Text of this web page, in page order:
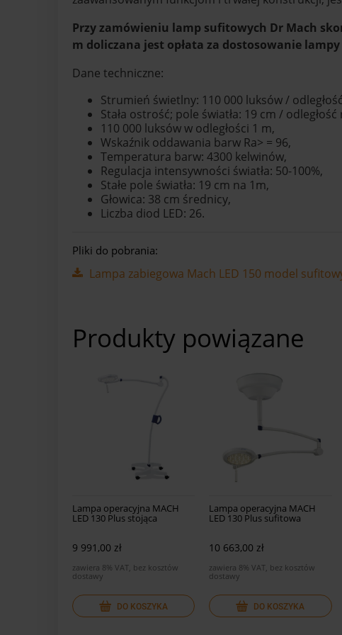
Przy zamówieniu lamp sufitowych Dr Mach
m doliczana jest opłata za dostosowanie
Dane techniczne:
Strumień świetlny: 110 000 luksów /
Stała ostrość; pole światła: 19 cm /
110 000 luksów w odległości 1 m,
Wskaźnik oddawania barw Ra> = 96,
Temperatura barw: 4300 kelwinów,
Regulacja intensywności światła: 50-100%,
Stałe pole światła: 19 cm na 1m,
Głowica: 38 cm średnicy,
Liczba diod LED: 26.
Pliki do pobrania:
Lampa zabiegowa Mach LED 150 model
Produkty powiązane
Lampa operacyjna MACH
LED 130 Plus stojąca
9 991,00 zł
zawiera 8% VAT, bez kosztów
dostawy
DO KOSZYKA
Lampa operacyjna MACH
LED 130 Plus sufitowa
10 663,00 zł
zawiera 8% VAT, bez kosztów
dostawy
DO KOSZYKA